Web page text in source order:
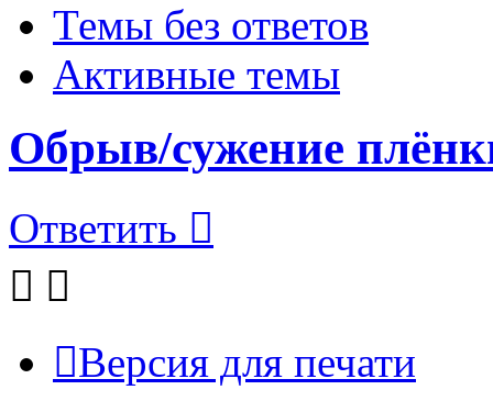
Темы без ответов
Активные темы
Обрыв/сужение
Ответить
Версия для печати